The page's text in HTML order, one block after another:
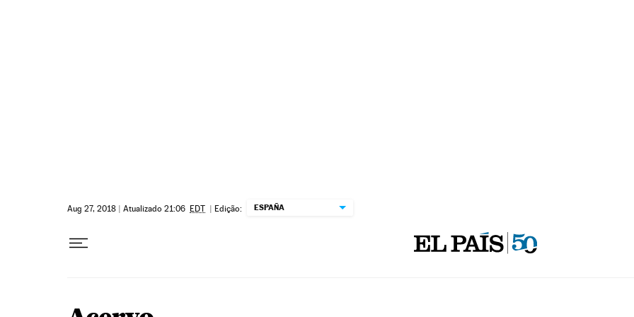
Aug 27, 2018 | Atualizado 21:06 EDT | Edição: ESPAÑA